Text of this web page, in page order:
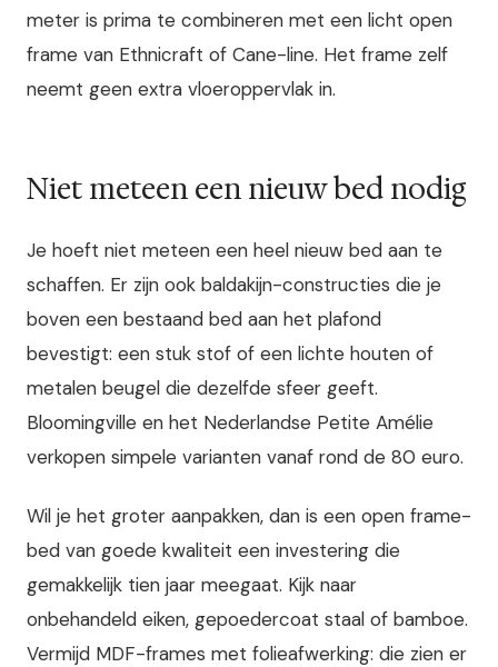
meter is prima te combineren met een licht open
frame van Ethnicraft of Cane-line. Het frame zelf
neemt geen extra vloeroppervlak in.
Niet meteen een nieuw bed nodig
Je hoeft niet meteen een heel nieuw bed aan te
schaffen. Er zijn ook baldakijn-constructies die je
boven een bestaand bed aan het plafond
bevestigt: een stuk stof of een lichte houten of
metalen beugel die dezelfde sfeer geeft.
Bloomingville en het Nederlandse Petite Amélie
verkopen simpele varianten vanaf rond de 80 euro.
Wil je het groter aanpakken, dan is een open frame-
bed van goede kwaliteit een investering die
gemakkelijk tien jaar meegaat. Kijk naar
onbehandeld eiken, gepoedercoat staal of bamboe.
Vermijd MDF-frames met folieafwerking: die zien er